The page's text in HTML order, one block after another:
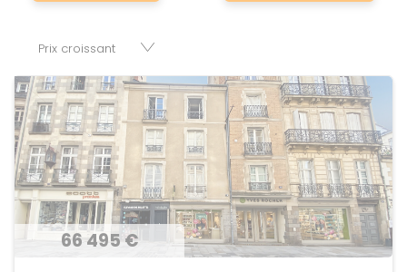
appartements, maisons, immeubles, terrains et murs.
66 495 €